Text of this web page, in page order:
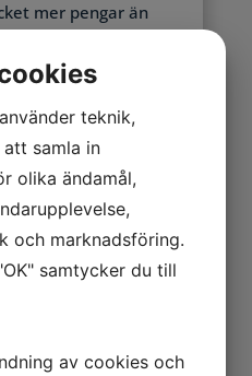
mer pengar än
från
har redan blivit
aktörer. Ofta
försöker få
teknik,
samla in
olika ändamål,
och marknadsföring.
samtycker du till
av cookies och